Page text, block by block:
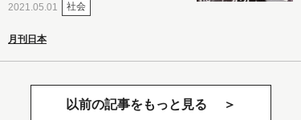
2021.05.01 社会
月刊日本
以前の記事をもっと見る